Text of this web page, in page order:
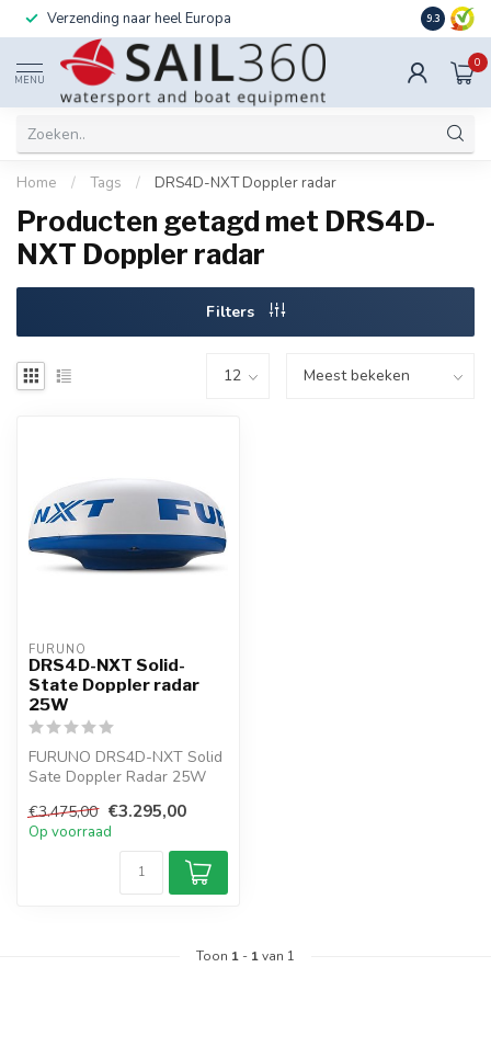
Verzending naar heel Europa Ook
9.3
MENU
0
Home / Tags / DRS4D-NXT Doppler radar
Producten getagd met DRS4D-
NXT Doppler radar
Filters
FURUNO
DRS4D-NXT Solid-
State Doppler radar
25W
FURUNO DRS4D-NXT Solid
Sate Doppler Radar 25W
radar...
€3.475,00 €3.295,00
Op voorraad
Toon 1 - 1van 1